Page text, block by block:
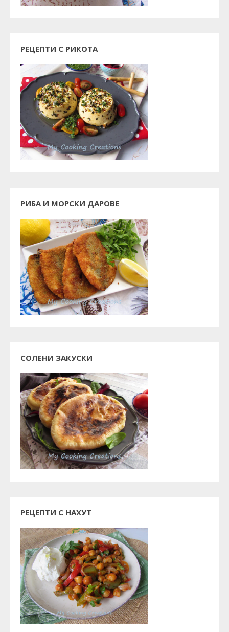
РЕЦЕПТИ С РИКОТА
РИБА И МОРСКИ ДАРОВЕ
СОЛЕНИ ЗАКУСКИ
РЕЦЕПТИ С НАХУТ